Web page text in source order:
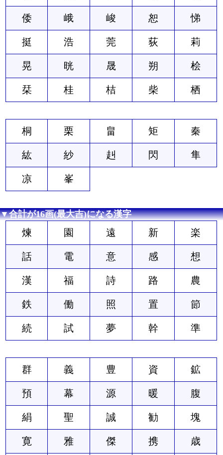
倭 峨 峻 恕 悌
挺 浩 莞 荻 莉
晃 晄 晟 朔 桧
栞 桂 桔 柴 栖
桐 栗 畠 矩 秦
紘 紗 赳 閃 隼
凉 峯
▼合計が16画(最大吉)になる漢字
煉 園 遠 新 楽
話 電 意 感 想
漢 福 詩 路 農
鉄 働 照 置 節
続 試 夢 幹 準
群 義 豊 資 鉱
預 幕 源 暖 腹
絹 聖 誠 勧 塊
寛 雅 傑 携 歳